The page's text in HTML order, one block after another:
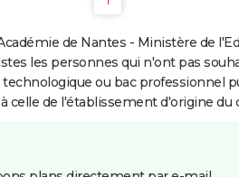
de Nantes - Ministère de
les personnes qui n'ont pas
technologique ou bac professionnel
celle de l'établissement d'origine du